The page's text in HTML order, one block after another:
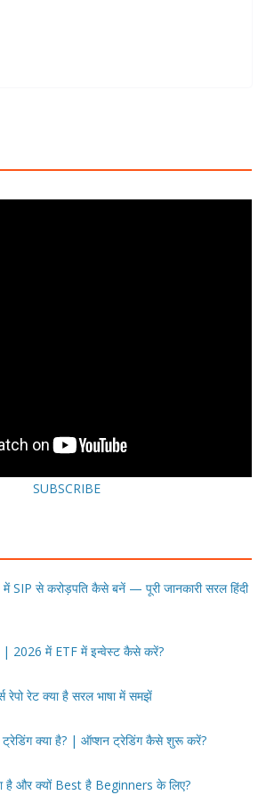
SUBSCRIBE
SIP से करोड़पति कैसे बनें — पूरी जानकारी सरल हिंदी
| 2026 में ETF में इन्वेस्ट कैसे करें?
रेपो रेट क्या है सरल भाषा में समझें
क्या है? | ऑप्शन ट्रेडिंग कैसे शुरू करें?
है और क्यों Best है Beginners के लिए?